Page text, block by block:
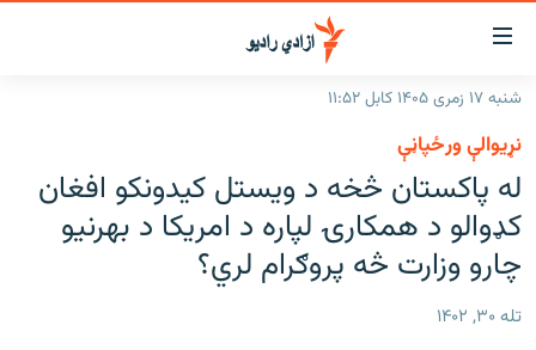
د
لاسرسۍ
وړ
لېنکونه
اصلي
متن
ته
ورتلل
اصلي
مېنو
ته
راپورونه
افغانستانخبرونه
افغانستان
د خپرونو جدول
شنبه ۱۷ زمری ۱۴۰۵ کابل ۱۱:۵۲
نړیوالې ورځپاڼې
له پاکستان څخه د ویستل کیدونکو افغان
کډوالو د همکارۍ لپاره د امریکا د بهرنیو
چارو وزارت څه پروګرام لري؟
تله ۳۰, ۱۴۰۲